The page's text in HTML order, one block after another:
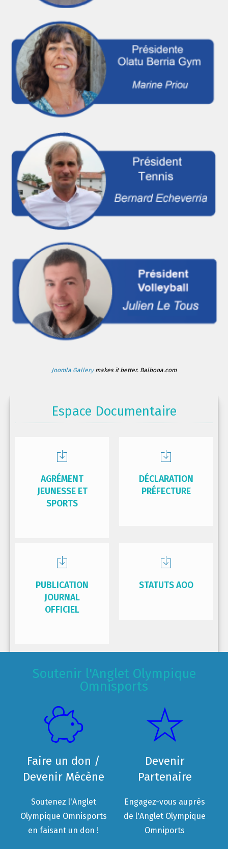
Joomla Gallerymakes it better. Balbooa.com
Espace Documentaire
AGRÉMENT
JEUNESSE ET
SPORTS
DÉCLARATION
PRÉFECTURE
PUBLICATION
JOURNAL
OFFICIEL
STATUTS AOO
Soutenir l'Anglet Olympique
Omnisports
Faire un don /
Devenir Mécène
Soutenez l'Anglet
Olympique Omnisports
en faisant un don !
Devenir
Partenaire
Engagez-vous auprès
de l'Anglet Olympique
Omniports